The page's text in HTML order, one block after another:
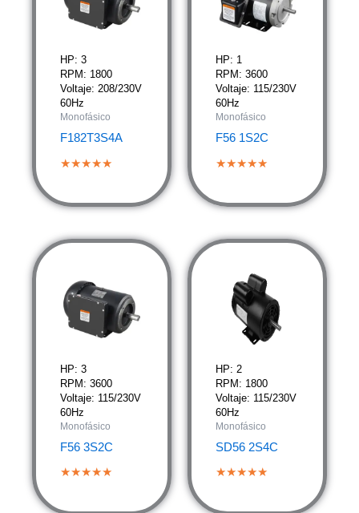
HP: 3
RPM: 1800
Voltaje: 208/230V
60Hz
Monofásico
F182T3S4A
★★★★★
HP: 1
RPM: 3600
Voltaje: 115/230V
60Hz
Monofásico
F56 1S2C
★★★★★
HP: 3
RPM: 3600
Voltaje: 115/230V
60Hz
Monofásico
F56 3S2C
★★★★★
HP: 2
RPM: 1800
Voltaje: 115/230V
60Hz
Monofásico
SD56 2S4C
★★★★★